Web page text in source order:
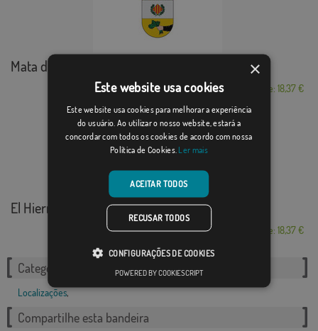
Mata de Morella, la
Desde: 18,37 €
El Hierro
Desde: 18,37 €
Categorias relacionadas:
Localizações,
Compartilhe esta bandeira
×
Este website usa cookies
Este website usa cookies para melhorar a experiência
do usuário. Ao utilizar o nosso website, estará a
concordar com todos os cookies de acordo com nossa
Política de Cookies. Ler mais
ACEITAR TODOS
RECUSAR TODOS
CONFIGURAÇÕES DE COOKIES
POWERED BY COOKIESCRIPT